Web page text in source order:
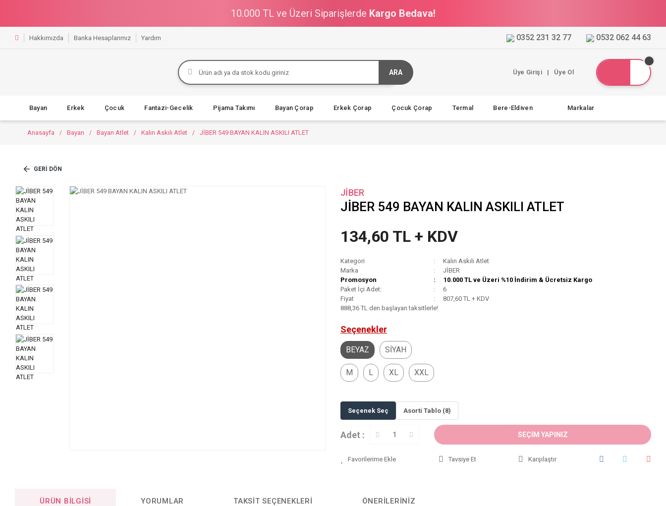
10.000 TL ve Üzeri Siparişlerde Kargo Bedava!
Hakkımızda Banka Hesaplarımız Yardım 0352 231 32 77 0532 062 44 63
ARA Üye Girişi | Üye Ol
Bayan Erkek Çocuk Fantazi-Gecelik Pijama Takımı Bayan Çorap Erkek Çorap Çocuk Çorap Termal Bere-Eldiven Markalar
Anasayfa Bayan Bayan Atlet Kalın Askılı Atlet JİBER 549 BAYAN KALIN ASKILI ATLET
GERI DÖN
JİBER
JİBER 549 BAYAN KALIN ASKILI ATLET
134,60 TL + KDV
Kategori
Kalın Askılı Atlet
Marka
JİBER
Promosyon
10.000 TL ve Üzeri %10 İndirim & Ücretsiz Kargo
Paket İçi Adet:
6
Fiyat
807,60 TL + KDV
888,36 TL den başlayan taksitlerle!
Seçenekler
BEYAZ SİYAH
M L XL XXL
Seçenek Seç Asorti Tablo (8)
Adet : SEÇİM YAPINIZ
Tavsiye Et Karşılaştır
ÜRÜN BILGISI YORUMLAR TAKSIT SEÇENEKLERI ÖNERILERINIZ